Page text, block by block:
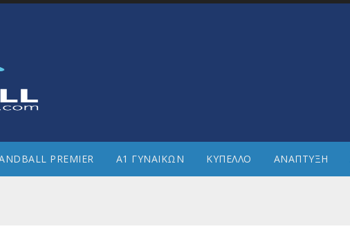
PREMIER Α1 ΓΥΝΑΙΚΩΝ ΚΥΠΕΛΛΟ ΑΝΑΠΤΥΞΗ